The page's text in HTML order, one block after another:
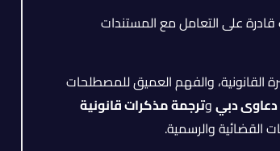
على التعامل مع المستندات
القانونية، والفهم العميق للمصطلحات
دعاوى دبيوترجمة مذكرات قانونية
القضائية والرسمية.